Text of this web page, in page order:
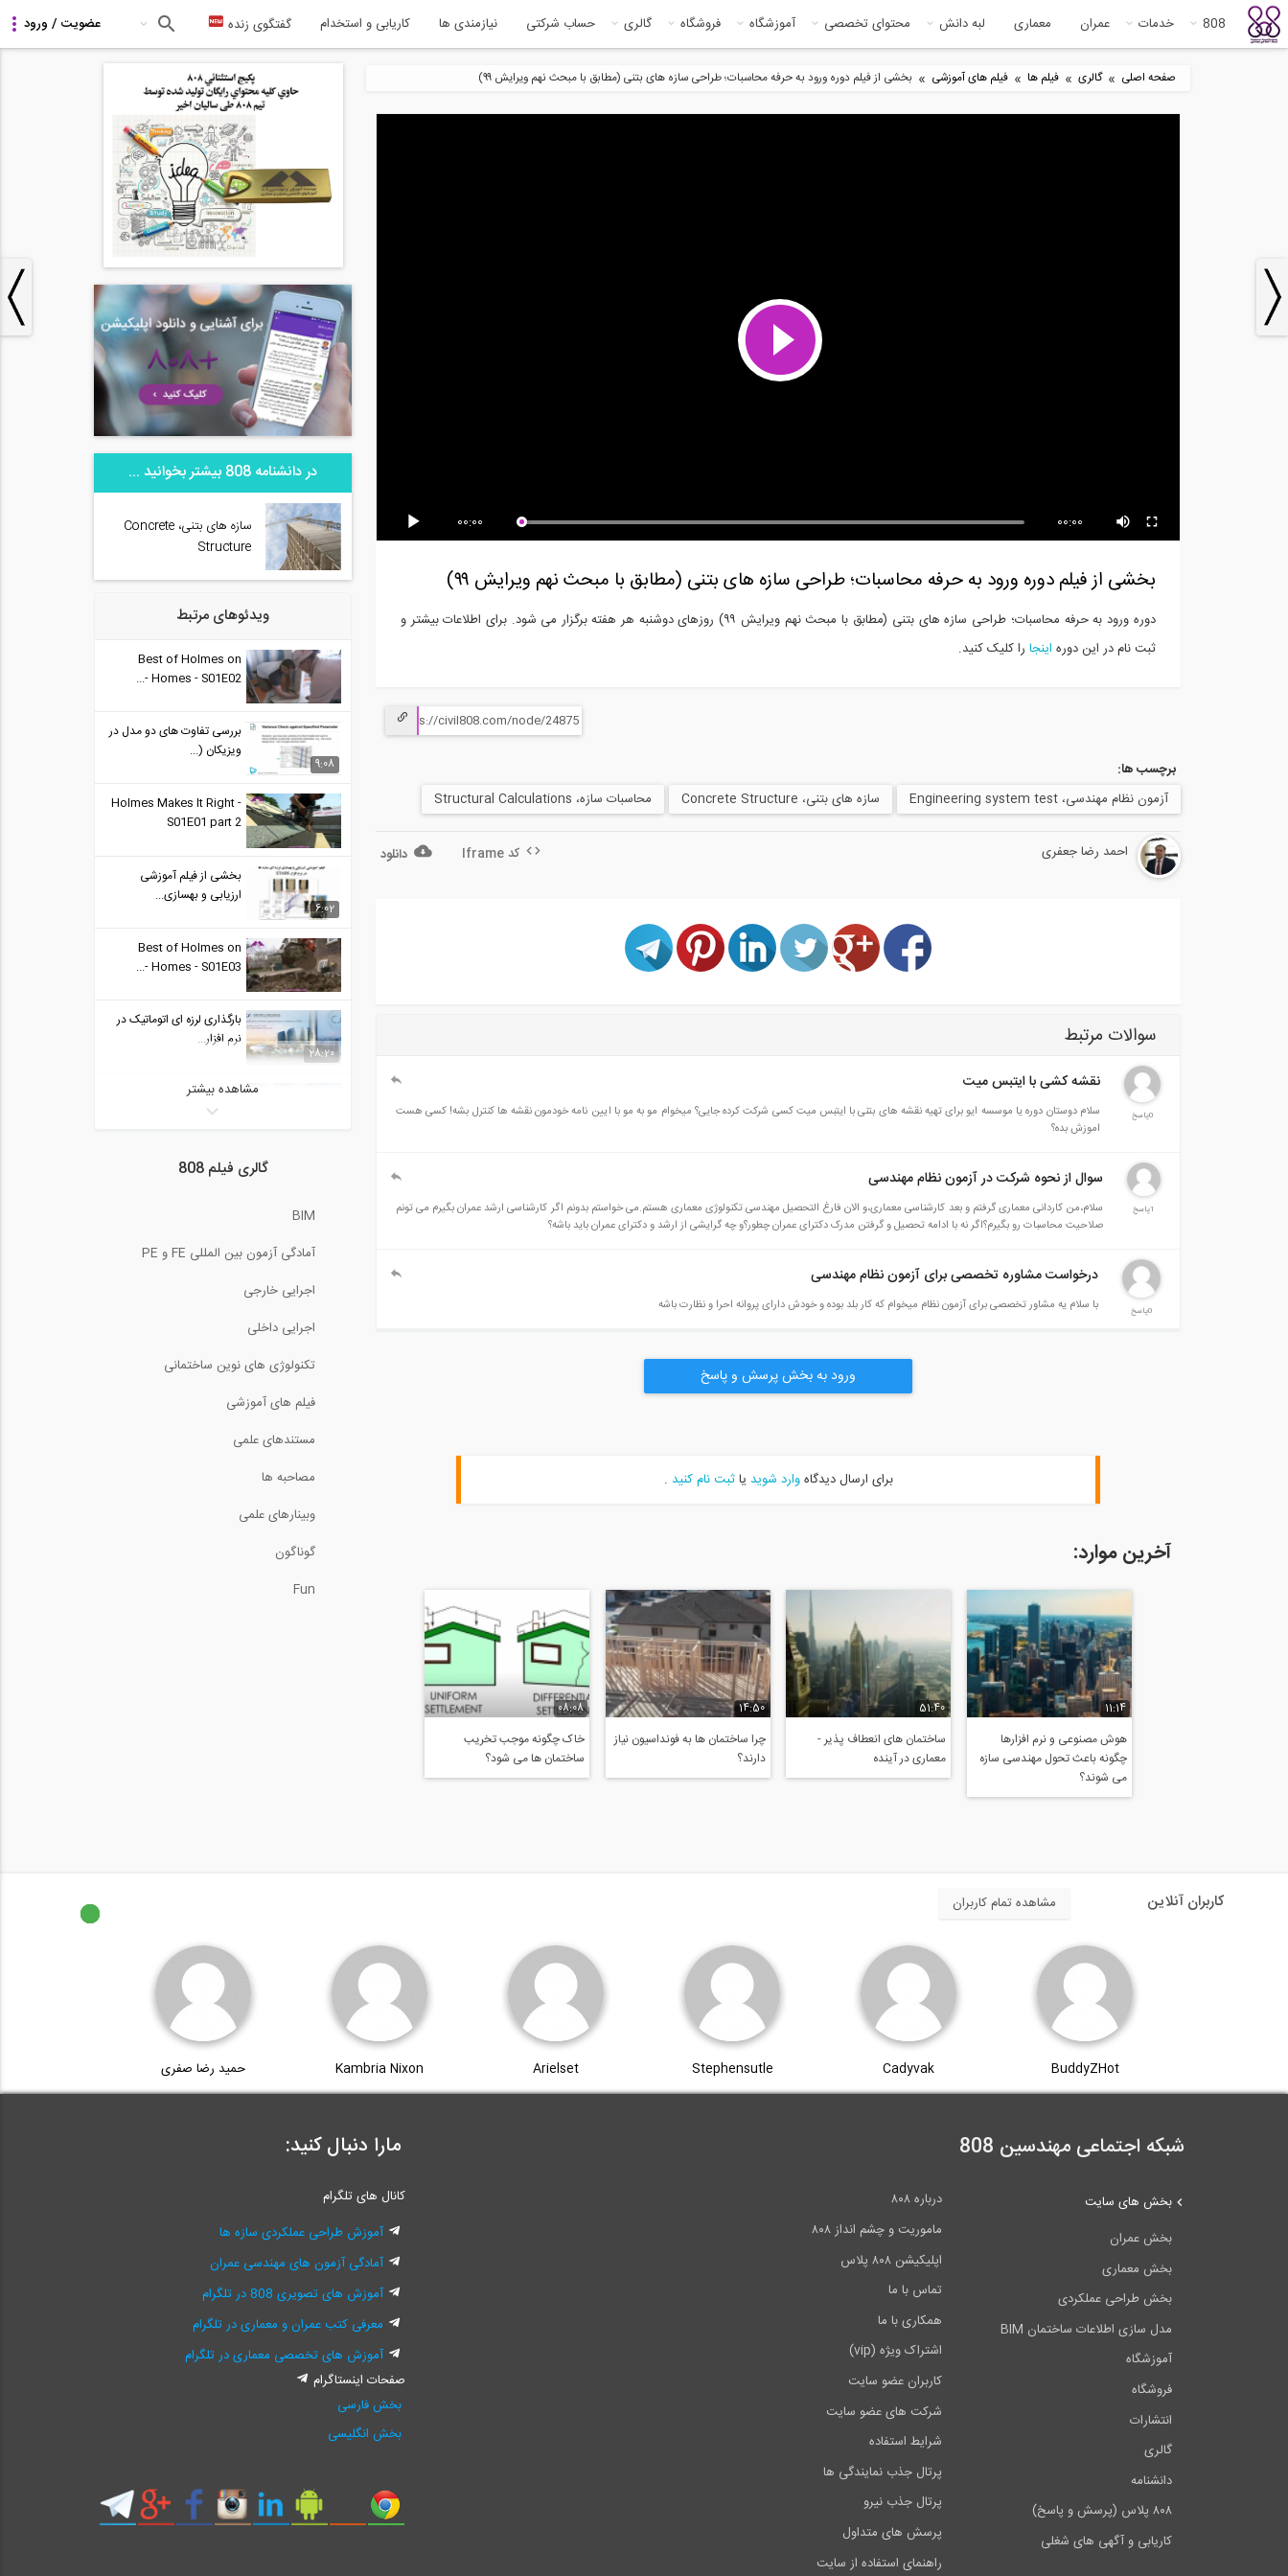
808 خدمات عمران معماری لبه دانش محتوای تخصصی آموزشگاه فروشگاه گالری حساب شرکتی نیازمندی ها کاریابی و استخدام گفتگوی زنده
صفحه اصلی » گالری » فیلم ها » فیلم های آموزشی » بخشی از فیلم دوره ورود به حرفه محاسبات؛ طراحی سازه های بتنی (مطابق با مبحث نهم ویرایش ۹۹)
00:00 00:00
بخشی از فیلم دوره ورود به حرفه محاسبات؛ طراحی سازه های بتنی (مطابق با مبحث نهم ویرایش ۹۹)
دوره ورود به حرفه محاسبات؛ طراحی سازه های بتنی (مطابق با مبحث نهم ویرایش ۹۹) روزهای دوشنبه هر هفته برگزار می شود. برای اطلاعات بیشتر و
ثبت نام در این دوره اینجا را کلیک کنید.
برچسب ها:
آزمون نظام مهندسی، Engineering system test
سازه های بتنی، Concrete Structure محاسبات سازه، Structural Calculations
دانلود احمد رضا جعفری کد Iframe
سوالات مرتبط
0پاسخ
نقشه کشی با ایتبس میت
سلام دوستان دوره یا موسسه ایو برای تهیه نقشه های بتنی با ایتبس میت کسی شرکت کرده جایی؟ میخوام مو به مو با ایین نامه خودمون نقشه ها کنترل بشه! کسی هست
اموزش بده؟
1پاسخ
سوال از نحوه شرکت در آزمون نظام مهندسی
سلام،من کاردانی معماری گرفتم و بعد کارشناسی معماری،و الان فارغ التحصیل مهندسی تکنولوژی معماری هستم.می خواستم بدونم اگر کارشناسی ارشد عمران بگیرم می تونم
صلاحیت محاسبات رو بگیرم؟اگر نه با ادامه تحصیل و گرفتن مدرک دکترای عمران چطور؟و چه گرایشی از ارشد و دکترای عمران باید باشه؟
0پاسخ
درخواست مشاوره تخصصی برای آزمون نظام مهندسی
با سلام یه مشاور تخصصی برای آزمون نظام میخوام که کار بلد بوده و خودش دارای پروانه احرا و نظارت باشه
ورود به بخش پرسش و پاسخ
برای ارسال دیدگاهوارد شوید یاثبت نام کنید .
آخرین موارد:
11:14
هوش مصنوعی و نرم افزارها
چگونه باعث تحول مهندسی سازه
می شوند؟
51:40
ساختمان های انعطاف پذیر -
معماری در آینده
14:50
چرا ساختمان ها به فونداسیون نیاز
دارند؟
08:08
خاک چگونه موجب تخریب
ساختمان ها می شود؟
در دانشنامه 808 بیشتر بخوانید ...
سازه های بتنی، Concrete
Structure
ویدئوهای مرتبط
Best of Holmes on
Homes - S01E02 -...
9:08
بررسی تفاوت های دو مدل در
ویزیکان (...
Holmes Makes It Right -
S01E01 part 2
6:02
بخشی از فیلم آموزشی
ارزیابی و بهسازی...
Best of Holmes on
Homes - S01E03 -...
28:20
بارگذاری لرزه ای اتوماتیک در
نرم افزار...
Holmes Makes It Right -
S01E02 part 2
Best of Holmes on
Homes - S01E04 -...
مدلسازی سقف یوبوت...
Homes - S01E05 -...
تحلیل قاب تحت بارهای گره
دوره اصول ساخت ساختمان
مشاهده بیشتر
گالری فیلم 808
BIM
آمادگی آزمون بین المللی FE و PE
اجرایی خارجی
اجرایی داخلی
تکنولوژی های نوین ساختمانی
فیلم های آموزشی
مستندهای علمی
مصاحبه ها
وبینارهای علمی
گوناگون
Fun
کاربران آنلاین مشاهده تمام کاربران
BuddyZHot
Cadyvak
Stephensutle
Arielset
Kambria Nixon حمید رضا صفری
شبکه اجتماعی مهندسین 808
درباره ۸۰۸
ماموریت و چشم انداز ۸۰۸
اپلیکیشن ۸۰۸ پلاس
تماس با ما
همکاری با ما
اشتراک ویژه (vip)
کاربران عضو سایت
شرکت های عضو سایت
شرایط استفاده
پرتال جذب نمایندگی ها
پرتال جذب نیرو
پرسش های متداول
راهنمای استفاده از سایت
بخش های سایت
بخش عمران
بخش معماری
بخش طراحی عملکردی
مدل سازی اطلاعات ساختمان BIM
آموزشگاه
فروشگاه
انتشارات
گالری
دانشنامه
۸۰۸ پلاس (پرسش و پاسخ)
کاریابی و آگهی های شغلی
مارا دنبال کنید:
کانال های تلگرام
آموزش طراحی عملکردی سازه ها
آمادگی آزمون های مهندسی عمران
آموزش های تصویری 808 در تلگرام
معرفی کتب عمران و معماری در تلگرام
آموزش های تخصصی معماری در تلگرام
صفحات اینستاگرام
بخش فارسی
بخش انگلیسی